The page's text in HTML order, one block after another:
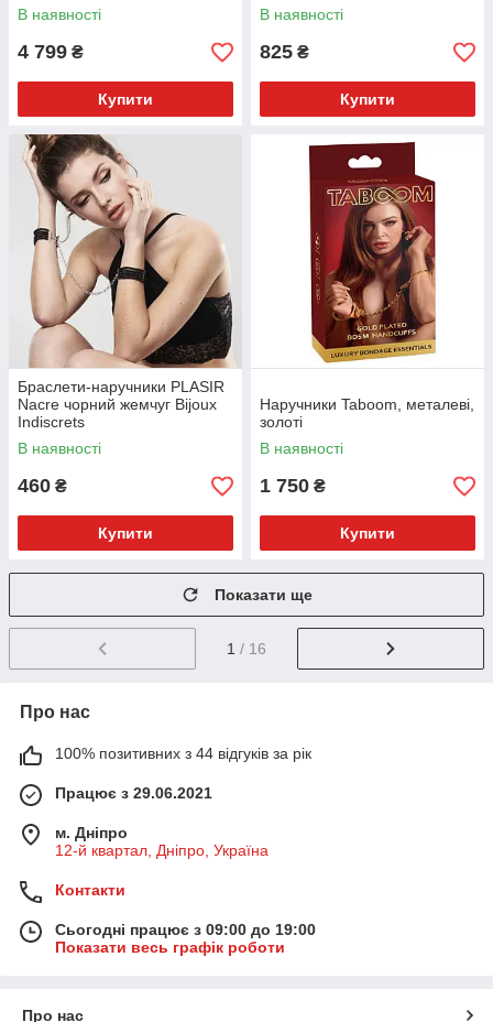
В наявності
4 799 ₴
Купити
В наявності
825 ₴
Купити
Браслети-наручники PLASIR
Nacre чорний жемчуг Bijoux
Indiscrets
В наявності
460 ₴
Купити
Наручники Taboom, металеві,
золоті
В наявності
1 750 ₴
Купити
Показати ще
1 / 16
Про нас
100% позитивних з 44 відгуків за рік
Працює з 29.06.2021
м. Дніпро
12-й квартал, Дніпро, Україна
Контакти
Сьогодні працює з 09:00 до 19:00
Показати весь графік роботи
Про нас